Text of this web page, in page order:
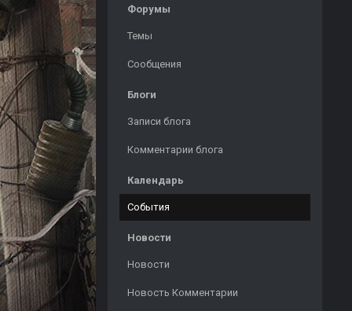
Форумы
Темы
Сообщения
Блоги
Записи блога
Комментарии блога
Календарь
События
Новости
Новости
Новость Комментарии